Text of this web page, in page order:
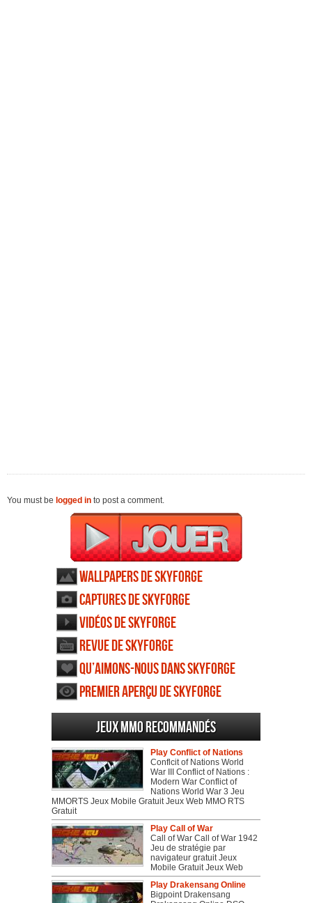
You must be logged in to post a comment.
Wallpapers de Skyforge
Captures de Skyforge
Vidéos de Skyforge
Revue de Skyforge
Qu’aimons-nous dans Skyforge
Premier aperçu de Skyforge
Jeux MMO recommandés
Play Conflict of Nations
Conflcit of Nations World
War III Conflict of Nations :
Modern War Conflict of
Nations World War 3 Jeu
MMORTS Jeux Mobile Gratuit Jeux Web MMO RTS
Gratuit
Play Call of War
Call of War Call of War 1942
Jeu de stratégie par
navigateur gratuit Jeux
Mobile Gratuit Jeux Web
Play Drakensang Online
Bigpoint Drakensang